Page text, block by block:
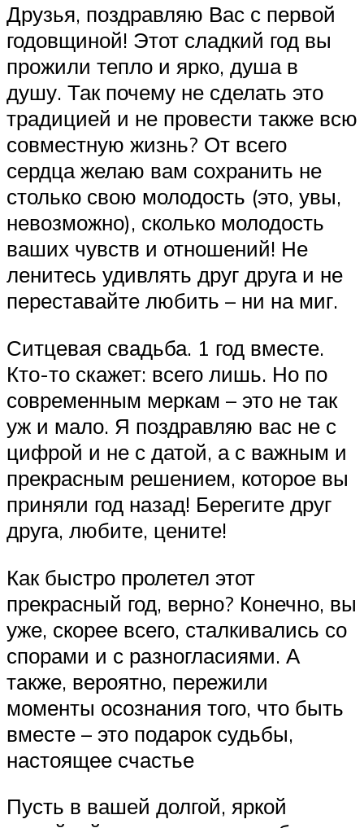
Друзья, поздравляю Вас с первой
годовщиной! Этот сладкий год вы
прожили тепло и ярко, душа в
душу. Так почему не сделать это
традицией и не провести также всю
совместную жизнь? От всего
сердца желаю вам сохранить не
столько свою молодость (это, увы,
невозможно), сколько молодость
ваших чувств и отношений! Не
ленитесь удивлять друг друга и не
переставайте любить – ни на миг.
Ситцевая свадьба. 1 год вместе.
Кто-то скажет: всего лишь. Но по
современным меркам – это не так
уж и мало. Я поздравляю вас не с
цифрой и не с датой, а с важным и
прекрасным решением, которое вы
приняли год назад! Берегите друг
друга, любите, цените!
Как быстро пролетел этот
прекрасный год, верно? Конечно, вы
уже, скорее всего, сталкивались со
спорами и с разногласиями. А
также, вероятно, пережили
моменты осознания того, что быть
вместе – это подарок судьбы,
настоящее счастье
Пусть в вашей долгой, яркой